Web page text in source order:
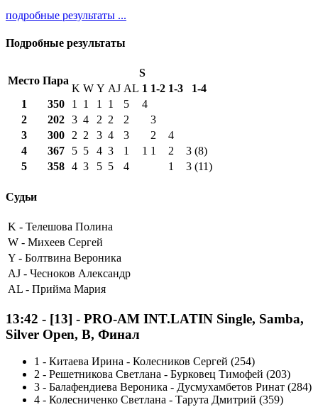
подробные результаты ...
Подробные результаты
Место Пара
S
K W Y AJ AL 1 1-2 1-3
1-4
1
350 1 1 1 1 5
4
2
202 3 4 2 2 2
3
3
300 2 2 3 4 3 2
4
4
367 5 5 4 3 1 1 1 2
3 (8)
5
358 4 3 5 5 4 1 3 (11)
Судьи
K - Телешова Полина
W - Михеев Сергей
Y - Болтвина Вероника
AJ - Чесноков Александр
AL - Прийма Мария
13:42 - [13] - PRO-AM INT.LATIN Single, Samba,
Silver Open, B, Финал
1 - Китаева Ирина - Колесников Сергей (254)
2 - Решетникова Светлана - Бурковец Тимофей (203)
3 - Балафендиева Вероника - Дусмухамбетов Ринат (284)
4 - Колесниченко Светлана - Тарута Дмитрий (359)